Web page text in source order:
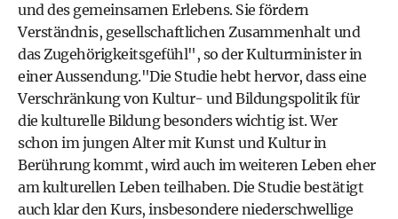
und des gemeinsamen Erlebens. Sie fördern
Verständnis, gesellschaftlichen Zusammenhalt und
das Zugehörigkeitsgefühl", so der Kulturminister in
einer Aussendung."Die Studie hebt hervor, dass eine
Verschränkung von Kultur- und Bildungspolitik für
die kulturelle Bildung besonders wichtig ist. Wer
schon im jungen Alter mit Kunst und Kultur in
Berührung kommt, wird auch im weiteren Leben eher
am kulturellen Leben teilhaben. Die Studie bestätigt
auch klar den Kurs, insbesondere niederschwellige